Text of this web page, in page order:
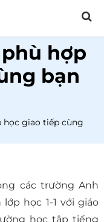
hợp
bạn
học giao tiếp cùng
các trường Anh
học 1-1 với giáo
học tập tiếng